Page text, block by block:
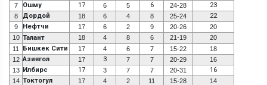
7
Ошму 17 6 5 6 24-28 23
8 Дордой 18 6 4 8 25-24 22
9 Нефтчи 17 6 2 9 20-26
20
10 Талант 18 4 8 6 21-19
20
11
Бишкек Сити 17 4 6 7 15-22
18
12 Азиягол 17 3 7 7 20-29
16
13 Илбирс 17 3 7 7 20-31 16
14 Токтогул 17 4 2 11 15-28
14